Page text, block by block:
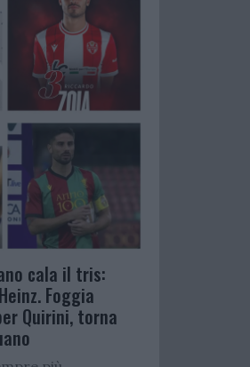
cala il tris:
Foggia
Quirini, torna